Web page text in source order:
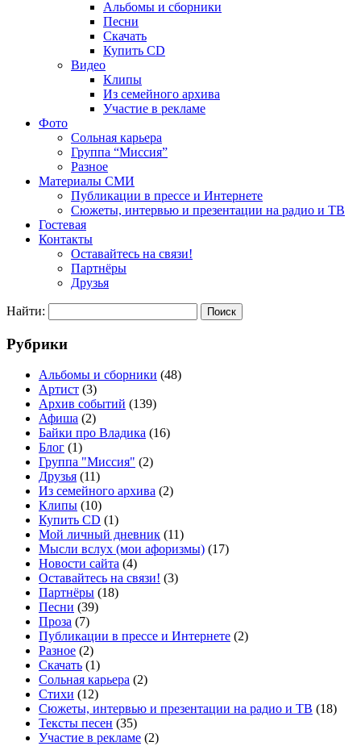
Альбомы и сборники
Песни
Скачать
Купить CD
Видео
Клипы
Из семейного архива
Участие в рекламе
Фото
Сольная карьера
Группа “Миссия”
Разное
Материалы СМИ
Публикации в прессе и Интернете
Сюжеты, интервью и презентации на радио и ТВ
Гостевая
Контакты
Оставайтесь на связи!
Партнёры
Друзья
Найти:
Рубрики
Альбомы и сборники (48)
Артист (3)
Архив событий (139)
Афиша (2)
Байки про Владика (16)
Блог (1)
Группа "Миссия" (2)
Друзья (11)
Из семейного архива (2)
Клипы (10)
Купить CD (1)
Мой личный дневник (11)
Мысли вслух (мои афоризмы) (17)
Новости сайта (4)
Оставайтесь на связи! (3)
Партнёры (18)
Песни (39)
Проза (7)
Публикации в прессе и Интернете (2)
Разное (2)
Скачать (1)
Сольная карьера (2)
Стихи (12)
Сюжеты, интервью и презентации на радио и ТВ (18)
Тексты песен (35)
Участие в рекламе (2)